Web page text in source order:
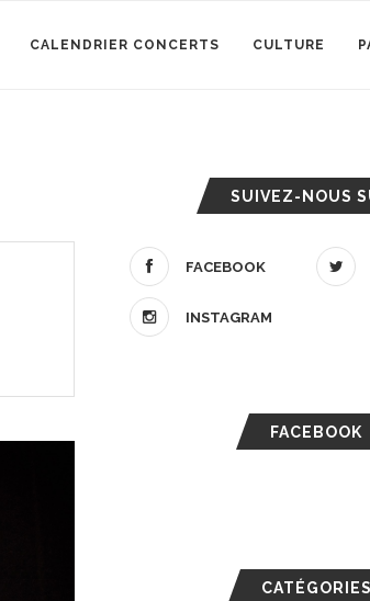
CALENDRIER CONCERTS CULTURE
SUIVEZ-NOUS
FACEBOOK
INSTAGRAM
FACEBOOK
CATÉGORIES